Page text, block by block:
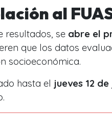
al
resultados, se abre el
que los datos
socioeconómica.
hasta el jueves 12 de